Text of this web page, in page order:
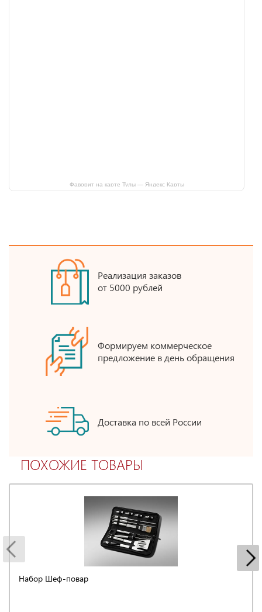
Фаворит на карте Тулы — Яндекс Карты
Реализация заказов
от 5000 рублей
Формируем коммерческое
предложение в день обращения
Доставка по всей России
ПОХОЖИЕ ТОВАРЫ
Набор Шеф-повар